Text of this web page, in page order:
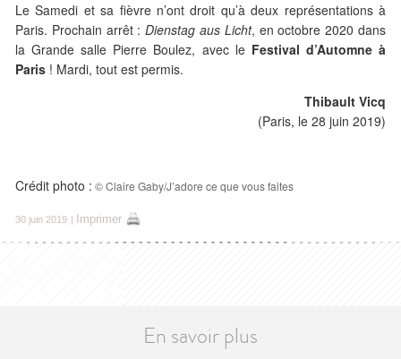
Le Samedi et sa fièvre n’ont droit qu’à deux représentations à
Paris. Prochain arrêt :Dienstag aus Licht, en octobre 2020 dans
la Grande salle Pierre Boulez, avec le Festival d’Automne à
Paris ! Mardi, tout est permis.
Thibault Vicq
(Paris, le 28 juin 2019)
Crédit photo : © Claire Gaby/J’adore ce que vous faites
30 juin 2019 | Imprimer
En savoir plus